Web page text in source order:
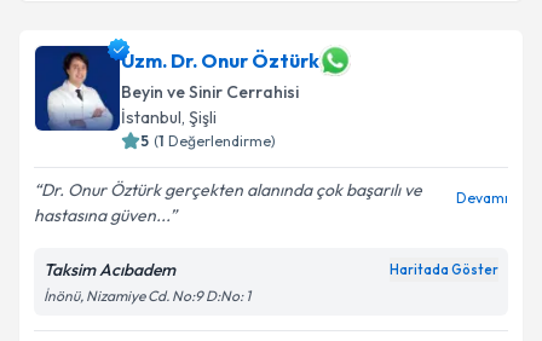
Uzm. Dr. Onur Öztürk
Beyin ve Sinir Cerrahisi
İstanbul, Şişli
5 (1 Değerlendirme)
Dr. Onur Öztürk gerçekten alanında çok başarılı ve
hastasına güven...
Devamı
Taksim Acıbadem Haritada Göster
İnönü, Nizamiye Cd. No:9 D:No: 1